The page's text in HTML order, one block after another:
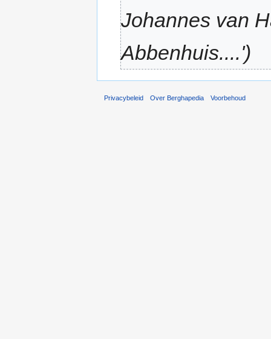
Johannes van
Abbenhuis....')
Privacybeleid Over Berghapedia Voorbehoud